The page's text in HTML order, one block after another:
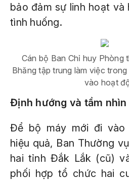
bảo đảm sự linh hoạt và
tình huống.
Cán bộ Ban Chỉ huy Phòng
Bhăng tập trung làm việc
vào hoạt
Định hướng và tầm
Để bộ máy mới đi vào
hiệu quả, Ban Thường
hai tỉnh Đắk Lắk (cũ)
phối hợp tổ chức hai